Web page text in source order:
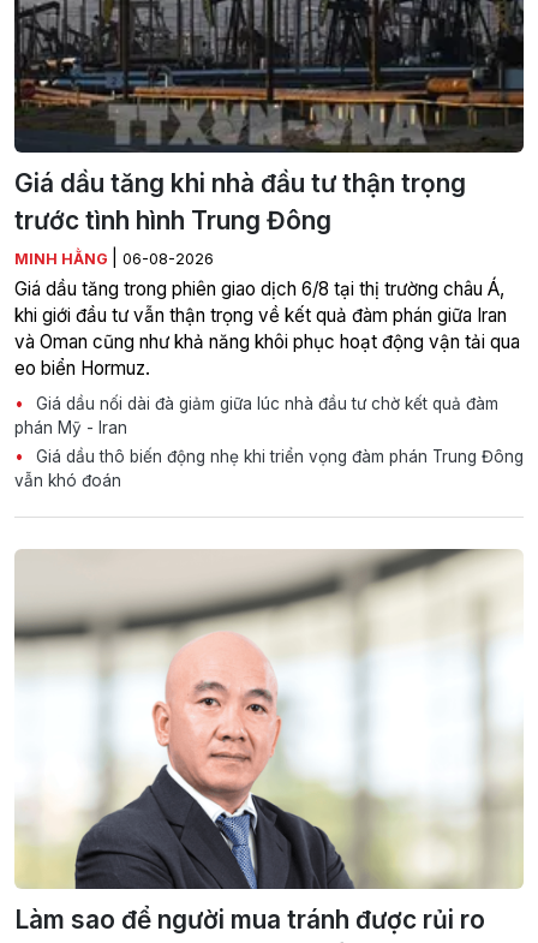
Giá dầu tăng khi nhà đầu tư thận trọng
trước tình hình Trung Đông
MINH HẰNG 06-08-2026
Giá dầu tăng trong phiên giao dịch 6/8 tại thị trường châu Á,
khi giới đầu tư vẫn thận trọng về kết quả đàm phán giữa Iran
và Oman cũng như khả năng khôi phục hoạt động vận tải qua
eo biển Hormuz.
Giá dầu nối dài đà giảm giữa lúc nhà đầu tư chờ kết quả đàm
phán Mỹ - Iran
Giá dầu thô biến động nhẹ khi triển vọng đàm phán Trung Đông
vẫn khó đoán
Làm sao để người mua tránh được rủi ro